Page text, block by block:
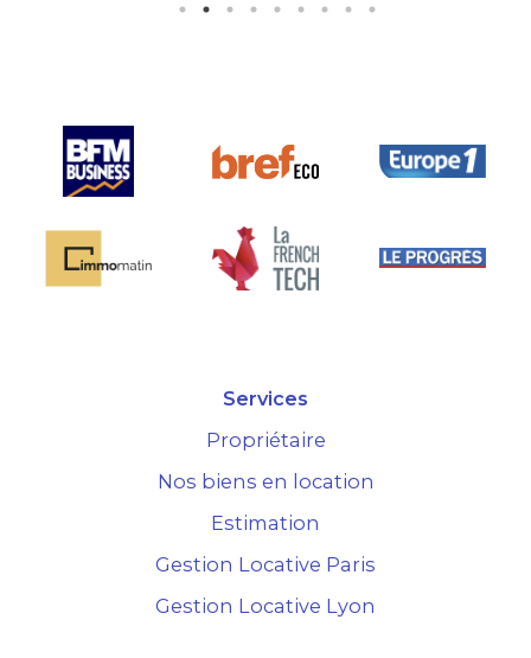
Services
Propriétaire
Nos biens en location
Estimation
Gestion Locative Paris
Gestion Locative Lyon